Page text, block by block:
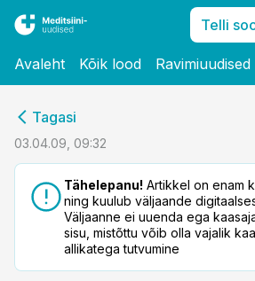
Telli
Avaleht Kõik lood Ravimiuudised
Tagasi
03.04.09, 09:32
Tähelepanu! Artikkel on enam
ning kuulub väljaande
Väljaanne ei uuenda ega
sisu, mistõttu võib olla vajalik
allikatega tutvumine